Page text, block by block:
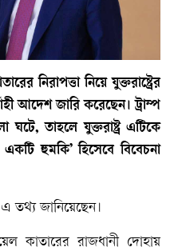
নিরাপত্তা নিয়ে যুক্তরাষ্ট্রের
আদেশ জারি করেছেন। ট্রাম্প
তাহলে যুক্তরাষ্ট্র এটিকে
একটি হুমকি’ হিসেবে বিবেচনা
তথ্য জানিয়েছেন।
কাতারের রাজধানী দোহায়